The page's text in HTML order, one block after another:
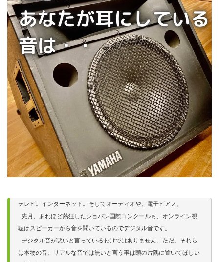
テレビ。インターネット。そしてオーディオや、電子ピアノ。
聴はスピーカーから音を聞いているのでデジタル音です。
は本物の音、リアルな音では無いと言う事は頭の片隅に置いてほしい